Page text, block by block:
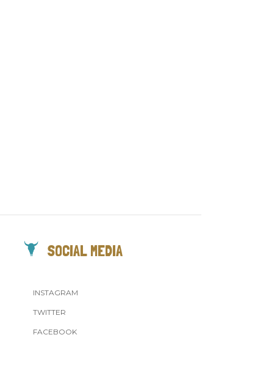
SOCIAL MEDIA
INSTAGRAM
TWITTER
FACEBOOK